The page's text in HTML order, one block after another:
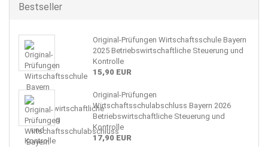
Bestseller
Original-Prüfungen Wirtschaftsschule Bayern
2025 Betriebswirtschaftliche Steuerung und
Kontrolle
15,90 EUR
Original-Prüfungen
Wirtschaftsschulabschluss Bayern 2026
Betriebswirtschaftliche Steuerung und
Kontrolle
17,90 EUR